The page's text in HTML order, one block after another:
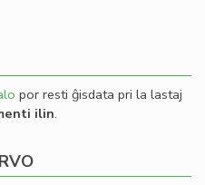
por resti ĝisdata pri la lastaj
ilin.